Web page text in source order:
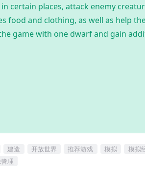
certain places, attack enemy
food and clothing, as well as help
game with one dwarf and gain
建造 开放世界 推荐游戏 模拟 模拟
理